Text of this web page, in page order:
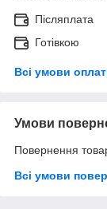
Післяплата
Готівкою
Всі умови
Умови
Повернення
Всі умови